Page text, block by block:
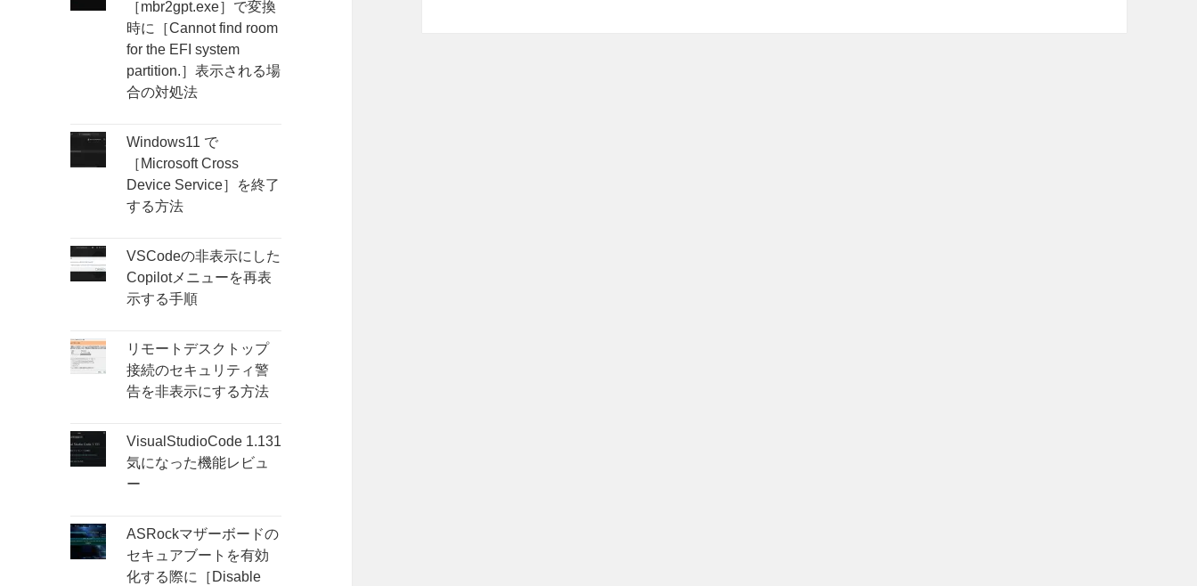
［mbr2gpt.exe］で変換
時に［Cannot find room
for the EFI system
partition.］表示される場
合の対処法
Windows11 で
［Microsoft Cross
Device Service］を終了
する方法
VSCodeの非表示にした
Copilotメニューを再表
示する手順
リモートデスクトップ
接続のセキュリティ警
告を非表示にする方法
VisualStudioCode 1.131
気になった機能レビュ
ー
ASRockマザーボードの
セキュアブートを有効
化する際に［Disable